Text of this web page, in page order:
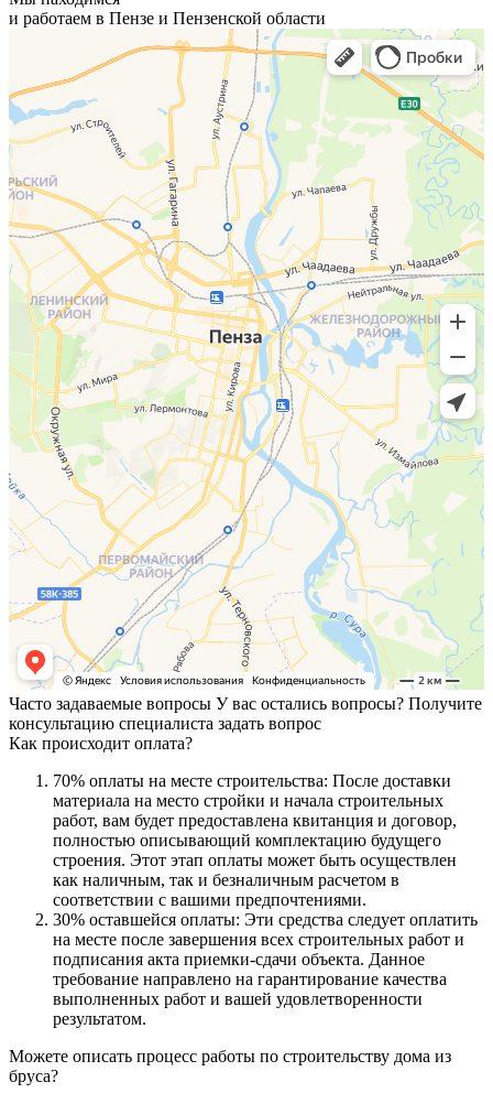
и работаем в Пензе и Пензенской области
Часто задаваемые вопросы У вас остались вопросы? Получите
консультацию специалиста задать вопрос
Как происходит оплата?
70% оплаты на месте строительства: После доставки
материала на место стройки и начала строительных
работ, вам будет предоставлена квитанция и договор,
полностью описывающий комплектацию будущего
строения. Этот этап оплаты может быть осуществлен
как наличным, так и безналичным расчетом в
соответствии с вашими предпочтениями.
30% оставшейся оплаты: Эти средства следует оплатить
на месте после завершения всех строительных работ и
подписания акта приемки-сдачи объекта. Данное
требование направлено на гарантирование качества
выполненных работ и вашей удовлетворенности
результатом.
Можете описать процесс работы по строительству дома из
бруса?